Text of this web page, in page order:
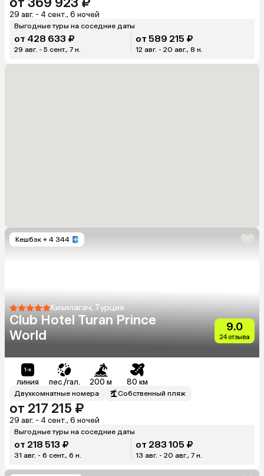
29 авг. - 4 сент., 6 ночей
Выгодные туры на соседние даты
от 428 633 ₽
29 авг. - 5 сент., 7 н.
от 589 215 ₽
12 авг. - 20 авг., 8 н.
Кешбэк + 4 344
Кизилагач, Турция
Club Hotel Turan Prince
World
9.0
24 отзыва
линия пес./гал. 200 м 80 км
Двухкомнатные номера Собственный пляж
от 217 215 ₽
29 авг. - 4 сент., 6 ночей
Выгодные туры на соседние даты
от 218 513 ₽
31 авг. - 6 сент., 6 н.
от 283 105 ₽
13 авг. - 20 авг., 7 н.